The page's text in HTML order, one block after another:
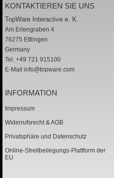
KONTAKTIEREN SIE UNS
TopWare Interactive e. K.
Am Erlengraben 4
76275 Ettlingen
Germany
Tel. +49 721 915100
E-Mail info@topware.com
INFORMATION
Impressum
Widerrufsrecht & AGB
Privatsphäre und Datenschutz
Online-Streitbeilegungs-Plattform der
EU